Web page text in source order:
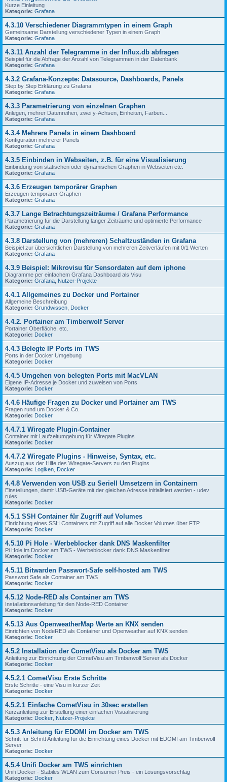
Kurze Einleitung
Kategorie: Grafana
4.3.10 Verschiedener Diagrammtypen in einem Graph
Gemeinsame Darstellung verschiedener Typen in einem Graph
Kategorie: Grafana
4.3.11 Anzahl der Telegramme in der Influx.db abfragen
Beispiel für die Abfrage der Anzahl von Telegrammen in der Datenbank
Kategorie: Grafana
4.3.2 Grafana-Konzepte: Datasource, Dashboards, Panels
Step by Step Erklärung zu Grafana
Kategorie: Grafana
4.3.3 Parametrierung von einzelnen Graphen
Anlegen, mehrer Datenreihen, zwei y-Achsen, Einheiten, Farben...
Kategorie: Grafana
4.3.4 Mehrere Panels in einem Dashboard
Konfiguration mehrerer Panels
Kategorie: Grafana
4.3.5 Einbinden in Webseiten, z.B. für eine Visualisierung
Einbindung von statischen oder dynamischen Graphen in Webseiten etc.
Kategorie: Grafana
4.3.6 Erzeugen temporärer Graphen
Erzeugen temporärer Graphen
Kategorie: Grafana
4.3.7 Lange Betrachtungszeiträume / Grafana Performance
Parametrierung für die Darstellung langer Zeiträume und optimierte Performance
Kategorie: Grafana
4.3.8 Darstellung von (mehreren) Schaltzuständen in Grafana
Beispiel zur übersichtlichen Darstellung von mehreren Zeitverläufen mit 0/1 Werten
Kategorie: Grafana
4.3.9 Beispiel: Mikrovisu für Sensordaten auf dem iphone
Diagramme per einfachem Grafana Dashboard als Visu
Kategorie: Grafana Nutzer-Projekte
4.4.1 Allgemeines zu Docker und Portainer
Allgemeine Beschreibung
Kategorie: Grundwissen Docker
4.4.2. Portainer am Timberwolf Server
Portainer Oberfläche, etc.
Kategorie: Docker
4.4.3 Belegte IP Ports im TWS
Ports in der Docker Umgebung
Kategorie: Docker
4.4.5 Umgehen von belegten Ports mit MacVLAN
Eigene IP-Adresse je Docker und zuweisen von Ports
Kategorie: Docker
4.4.6 Häufige Fragen zu Docker und Portainer am TWS
Fragen rund um Docker & Co.
Kategorie: Docker
4.4.7.1 Wiregate Plugin-Container
Container mit Laufzeitumgebung für Wiregate Plugins
Kategorie: Docker
4.4.7.2 Wiregate Plugins - Hinweise, Syntax, etc.
Auszug aus der Hilfe des Wiregate-Servers zu den Plugins
Kategorie: Logiken Docker
4.4.8 Verwenden von USB zu Seriell Umsetzern in Containern
Einstellungen, damit USB-Geräte mit der gleichen Adresse initialisiert werden - udev
rules
Kategorie: Docker
4.5.1 SSH Container für Zugriff auf Volumes
Einrichtung eines SSH Containers mit Zugriff auf alle Docker Volumes über FTP.
Kategorie: Docker
4.5.10 Pi Hole - Werbeblocker dank DNS Maskenfilter
Pi Hole im Docker am TWS - Werbeblocker dank DNS Maskenfilter
Kategorie: Docker
4.5.11 Bitwarden Passwort-Safe self-hosted am TWS
Passwort Safe als Container am TWS
Kategorie: Docker
4.5.12 Node-RED als Container am TWS
Installationsanleitung für den Node-RED Container
Kategorie: Docker
4.5.13 Aus OpenweatherMap Werte an KNX senden
Einrichten von NodeRED als Container und Openweather auf KNX senden
Kategorie: Docker
4.5.2 Installation der CometVisu als Docker am TWS
Anleitung zur Einrichtung der CometVisu am Timberwolf Server als Docker
Kategorie: Docker
4.5.2.1 CometVisu Erste Schritte
Erste Schritte - eine Visu in kurzer Zeit
Kategorie: Docker
4.5.2.1 Einfache CometVisu in 30sec erstellen
Kurzanleitung zur Erstellung einer einfachen Visualisierung
Kategorie: Docker Nutzer-Projekte
4.5.3 Anleitung für EDOMI im Docker am TWS
Schritt für Schritt Anleitung für die Einrichtung eines Docker mit EDOMI am Timberwolf
Server
Kategorie: Docker
4.5.4 Unifi Docker am TWS einrichten
Unifi Docker - Stabiles WLAN zum Consumer Preis - ein Lösungsvorschlag
Kategorie: Docker